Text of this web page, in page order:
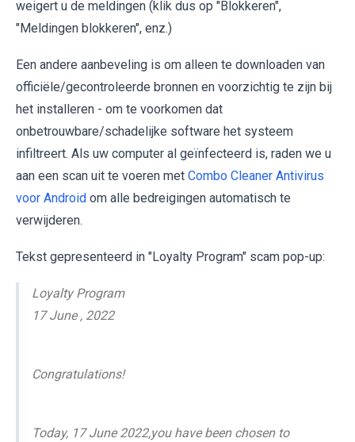
weigert u de meldingen (klik dus op "Blokkeren",
"Meldingen blokkeren", enz.)
Een andere aanbeveling is om alleen te downloaden van
officiële/gecontroleerde bronnen en voorzichtig te zijn bij
het installeren - om te voorkomen dat
onbetrouwbare/schadelijke software het systeem
infiltreert. Als uw computer al geïnfecteerd is, raden we u
aan een scan uit te voeren met Combo Cleaner Antivirus
voor Android om alle bedreigingen automatisch te
verwijderen.
Tekst gepresenteerd in "Loyalty Program" scam pop-up:
Loyalty Program
17 June , 2022
Congratulations!
Today, 17 June 2022,you have been chosen to